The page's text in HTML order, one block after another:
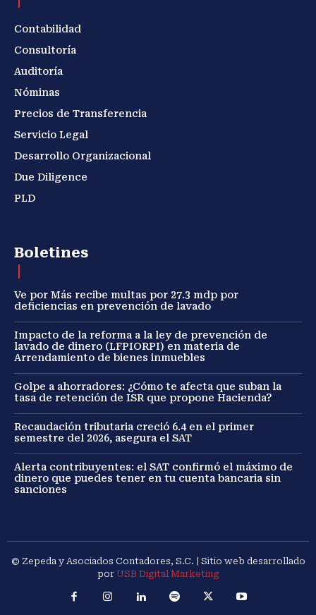
Contabilidad
Consultoría
Auditoría
Nóminas
Precios de Transferencia
Servicio Legal
Desarrollo Organizacional
Due Diligence
PLD
Boletines
Ve por Más recibe multas por 27.3 mdp por
deficiencias en prevención de lavado
Impacto de la reforma a la ley de prevención de
lavado de dinero (LFPIORPI) en materia de
Arrendamiento de bienes inmuebles
Golpe a ahorradores: ¿Cómo te afecta que suban la
tasa de retención de ISR que propone Hacienda?
Recaudación tributaria creció 6.4 en el primer
semestre del 2026, asegura el SAT
Alerta contribuyentes: el SAT confirmó el máximo de
dinero que puedes tener en tu cuenta bancaria sin
sanciones
© Zepeda y Asociados Contadores, S.C. | Sitio web desarrollado
por USB Digital Marketing